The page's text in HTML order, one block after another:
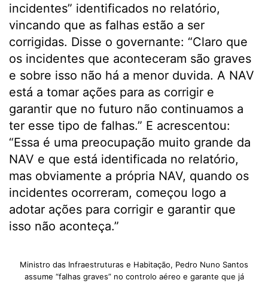
incidentes” identificados no relatório,
vincando que as falhas estão a ser
corrigidas. Disse o governante: “Claro que
os incidentes que aconteceram são graves
e sobre isso não há a menor duvida. A NAV
está a tomar ações para as corrigir e
garantir que no futuro não continuamos a
ter esse tipo de falhas.” E acrescentou:
“Essa é uma preocupação muito grande da
NAV e que está identificada no relatório,
mas obviamente a própria NAV, quando os
incidentes ocorreram, começou logo a
adotar ações para corrigir e garantir que
isso não aconteça.”
Ministro das Infraestruturas e Habitação, Pedro Nuno Santos
assume “falhas graves” no controlo aéreo e garante que já